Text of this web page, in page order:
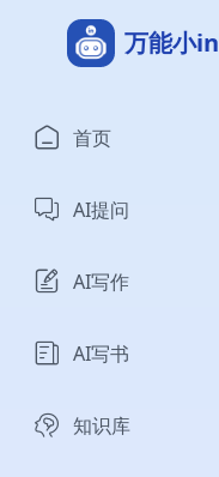
万能小in
首页
AI提问
AI写作
AI写书
知识库